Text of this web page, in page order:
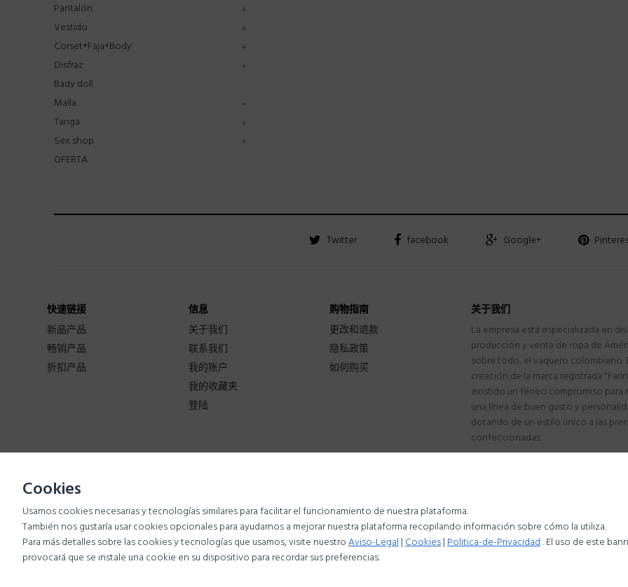
Pantalón
Vestido
Corset+Faja+Body
Disfraz
Bady doll
Malla
Tanga
Sex shop
OFERTA
Twitter facebook Google+
快速链接
新品产品
畅销产品
折扣产品
信息
关于我们
联系我们
我的账户
我的收藏夹
登陆
购物指南
更改和退款
隐私政策
如何购买
关于我们
La empresa está especializada en
producción y venta de ropa de
sobre todo, el vaquero colombiano.
creación de la marca registrada
existido un férreo compromiso para
una línea de buen gusto y
dotando de un estilo único a las
confeccionadas.
Copyright © 2017-Farinalatina- All right reserved.
Developed byGrupoa1
Cookies
Usamos cookies necesarias y tecnologías similares para facilitar el funcionamiento de nuestra plataforma.
También nos gustaría usar cookies opcionales para ayudarnos a mejorar nuestra plataforma recopilando información sobre cómo la utiliza.
Para más detalles sobre las cookies y tecnologías que usamos, visite nuestroAviso-Legal|Cookies|Politica-de-Privacidad. El uso de este
provocará que se instale una cookie en su dispositivo para recordar sus preferencias.